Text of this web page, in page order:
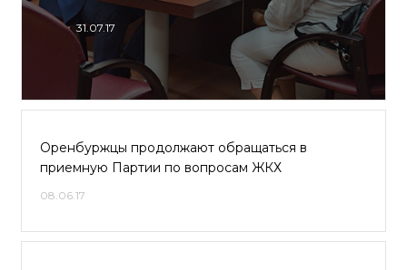
31.07.17
Оренбуржцы продолжают обращаться в
приемную Партии по вопросам ЖКХ
08.06.17